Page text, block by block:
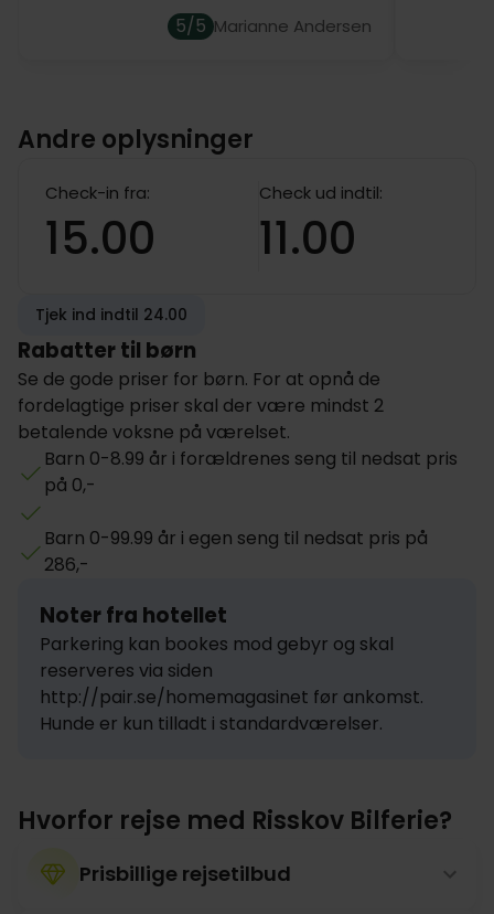
er udstyret med en lækker dobbeltseng på 180cm
Alle værelserne er indrettet med trægulve og
arbejdsområde med stol, lænestol og SmartTV.
På Superior- og Deluxe-værelserne er det muligt at
Kæledyr er velkomne mod et gebyr, og skal
forudbestilles.
5/5 Marianne Andersen
Andre oplysninger
Check-in fra:
15.00
Check ud indtil:
11.00
Tjek ind indtil 24.00
Rabatter til børn
Se de gode priser for børn. For at opnå de
fordelagtige priser skal der være mindst 2
betalende voksne på værelset.
Barn 0-8.99 år i forældrenes seng til nedsat pris
på 0,-
Barn 0-99.99 år i egen seng til nedsat pris på
286,-
Noter fra hotellet
Parkering kan bookes mod gebyr og skal
reserveres via siden
http://pair.se/homemagasinet før ankomst.
Hunde er kun tilladt i standardværelser.
Hvorfor rejse med Risskov Bilferie?
Prisbillige rejsetilbud